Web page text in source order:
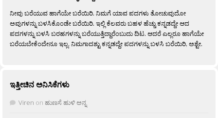
ನೀವು ಬರೆಯುವ ಹಾಗೆಯೇ ಬರೆಯಿರಿ. ನಿಮಗೆ ಯಾವ ಪದಗಳು ತೋಚುವುದೋ
ಅವುಗಳನ್ನು ಬಳಸಿಕೊಂಡೇ ಬರೆಯಿರಿ. ಇಲ್ಲಿ ಕೆಲವರು ಬಹಳ ಹೆಚ್ಚು ಕನ್ನಡದ್ದೇ ಆದ
ಪದಗಳನ್ನು ಬಳಸಿ ಬರಹಗಳನ್ನು ಬರೆಯುತ್ತಿದ್ದಾರೆಂಬುದು ದಿಟ. ಆದರೆ ಎಲ್ಲರೂ ಹಾಗೆಯೇ
ಬರೆಯಬೇಕೆಂದೇನೂ ಇಲ್ಲ. ನಿಮಗಾದಶ್ಟು ಕನ್ನಡದ್ದೇ ಪದಗಳನ್ನು ಬಳಸಿ ಬರೆಯಿರಿ, ಅಶ್ಟೇ.
ಇತ್ತೀಚಿನ ಅನಿಸಿಕೆಗಳು
Viren on ಹುಣಸೆ ಹುಳಿ ಅನ್ನ